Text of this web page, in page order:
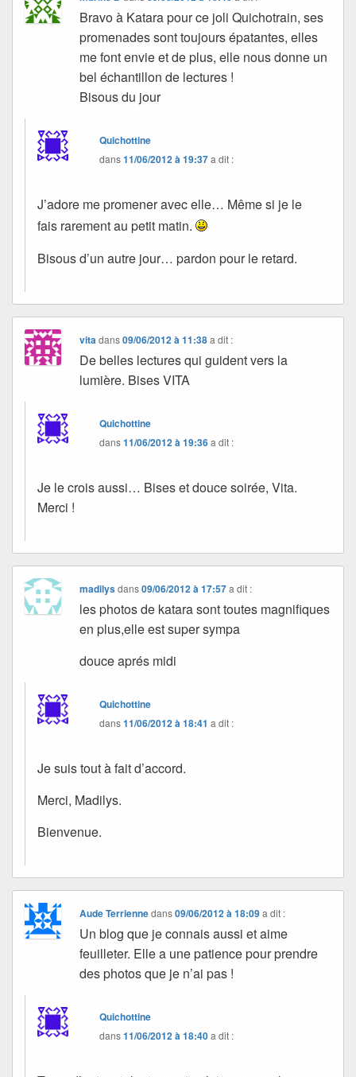
Bravo à Katara pour ce joli Quichotrain, ses
promenades sont toujours épatantes, elles
me font envie et de plus, elle nous donne un
bel échantillon de lectures !
Bisous du jour
Quichottine
dans11/06/2012 à 19:37a dit :
J’adore me promener avec elle… Même si je le
fais rarement au petit matin.
Bisous d’un autre jour… pardon pour le retard.
vita dans09/06/2012 à 11:38 a dit :
De belles lectures qui guident vers la
lumière. Bises VITA
Quichottine
dans11/06/2012 à 19:36a dit :
Je le crois aussi… Bises et douce soirée, Vita.
Merci !
madilysdans09/06/2012 à 17:57 a dit :
les photos de katara sont toutes magnifiques
en plus,elle est super sympa
douce aprés midi
Quichottine
dans11/06/2012 à 18:41 a dit :
Je suis tout à fait d’accord.
Merci, Madilys.
Bienvenue.
Aude Terriennedans09/06/2012 à 18:09 a dit :
Un blog que je connais aussi et aime
feuilleter. Elle a une patience pour prendre
des photos que je n’ai pas !
Quichottine
dans11/06/2012 à 18:40a dit :